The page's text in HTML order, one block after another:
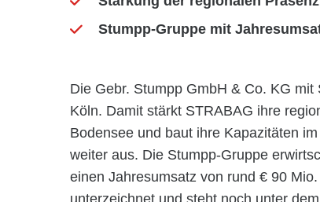
Stumpp-Gruppe mit
Die Gebr. Stumpp GmbH & Co. KG
Köln. Damit stärkt STRABAG ihre
Bodensee und baut ihre Kapazitäten
weiter aus. Die Stumpp-Gruppe
einen Jahresumsatz von rund € 90